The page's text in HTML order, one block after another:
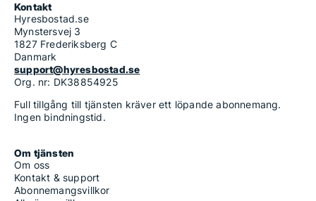
Kontakt
Hyresbostad.se
Mynstersvej 3
1827 Frederiksberg C
Danmark
support@hyresbostad.se
Org. nr: DK38854925
Full tillgång till tjänsten kräver ett löpande abonnemang.
Ingen bindningstid.
Om tjänsten
Om oss
Kontakt & support
Abonnemangsvillkor